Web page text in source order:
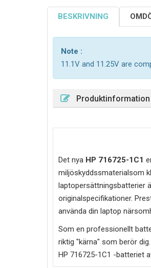
BESKRIVNING
Note :
11.1V and 11.25V are
Produktinformation
Det nya HP 716725-1C1
miljöskyddssmaterialsom
laptopersättningsbatterier
originalspecifikationer.
använda din laptop
Som en professionellt
riktig "kärna" som berör
HP 716725-1C1 -batteriet